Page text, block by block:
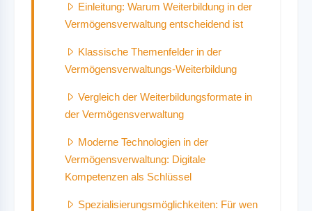
Einleitung: Warum Weiterbildung in der
Vermögensverwaltung entscheidend ist
Klassische Themenfelder in der
Vermögensverwaltungs-Weiterbildung
Vergleich der Weiterbildungsformate in
der Vermögensverwaltung
Moderne Technologien in der
Vermögensverwaltung: Digitale
Kompetenzen als Schlüssel
Spezialisierungsmöglichkeiten: Für wen